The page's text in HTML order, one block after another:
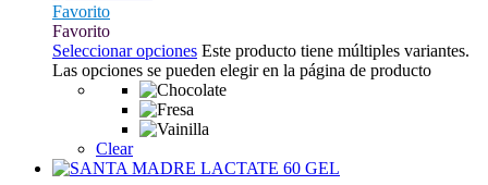
Favorito
Favorito
Seleccionar opciones Este producto tiene múltiples variantes.
Las opciones se pueden elegir en la página de producto
Clear